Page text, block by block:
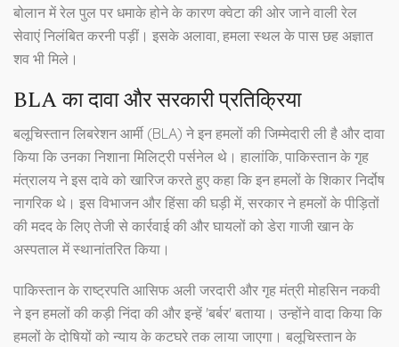
बोलान में रेल पुल पर धमाके होने के कारण क्वेटा की ओर जाने वाली रेल
सेवाएं निलंबित करनी पड़ीं। इसके अलावा, हमला स्थल के पास छह अज्ञात
शव भी मिले।
BLA का दावा और सरकारी प्रतिक्रिया
बलूचिस्तान लिबरेशन आर्मी (BLA) ने इन हमलों की जिम्मेदारी ली है और दावा
किया कि उनका निशाना मिलिट्री पर्सनेल थे। हालांकि, पाकिस्तान के गृह
मंत्रालय ने इस दावे को खारिज करते हुए कहा कि इन हमलों के शिकार निर्दोष
नागरिक थे। इस विभाजन और हिंसा की घड़ी में, सरकार ने हमलों के पीड़ितों
की मदद के लिए तेजी से कार्रवाई की और घायलों को डेरा गाजी खान के
अस्पताल में स्थानांतरित किया।
पाकिस्तान के राष्ट्रपति आसिफ अली जरदारी और गृह मंत्री मोहसिन नकवी
ने इन हमलों की कड़ी निंदा की और इन्हें 'बर्बर' बताया। उन्होंने वादा किया कि
हमलों के दोषियों को न्याय के कटघरे तक लाया जाएगा। बलूचिस्तान के